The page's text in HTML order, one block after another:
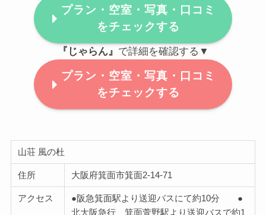
プラン・空室・写真・口コミ
をチェックする
『じゃらん』 で詳細を確認する▼
プラン・空室・写真・口コミ
をチェックする
山荘 風の杜
住所 大阪府箕面市箕面2-14-71
アクセス
●阪急箕面駅より送迎バスにて約10分 ●
北大阪急行 箕面萱野駅より送迎バスで約1